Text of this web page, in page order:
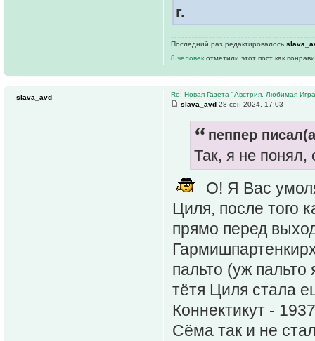
г.
Последний раз редактировалось
8 человек отметили этот пост как
Re: Новая Газета "Австрия. Любимая
slava_avd 28 сен 2024, 17:03
пеппер
Так, я не понял,
О! Я Вас
Циля, после того
прямо перед
пальто (уж
тётя Циля стала
Коннектикут -
Сёма так и не
slava_avd